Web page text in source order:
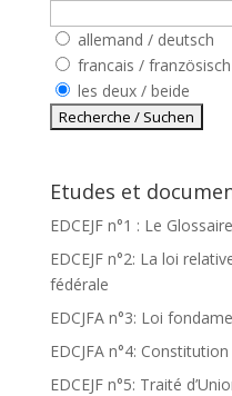
allemand / deutsch
francais / französisch
les deux / beide
Etudes et
EDCEJF n°1 : Le
EDCEJF n°2: La loi
fédérale
EDCJFA n°3: Loi
EDCJFA n°4:
EDCEJF n°5: Traité